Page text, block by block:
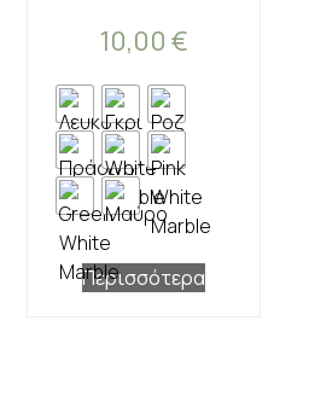
10,00 €
Περισσότερα